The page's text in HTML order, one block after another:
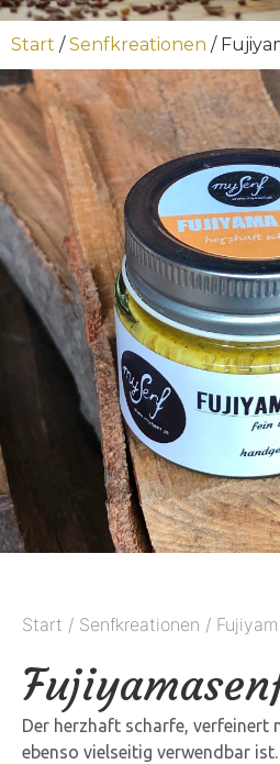
Start /Senfkreationen /
Start / Senfkreationen /
Der herzhaft scharfe, verfeinert
ebenso vielseitig verwendbar